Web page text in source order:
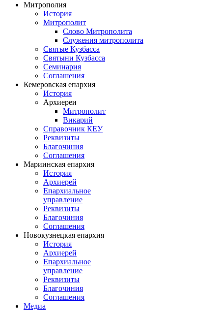
Митрополия
История
Митрополит
Слово Митрополита
Служения митрополита
Святые Кузбасса
Святыни Кузбасса
Семинария
Соглашения
Кемеровская епархия
История
Архиереи
Митрополит
Викарий
Справочник КЕУ
Реквизиты
Благочиния
Соглашения
Мариинская епархия
История
Архиерей
Епархиальное
управление
Реквизиты
Благочиния
Соглашения
Новокузнецкая епархия
История
Архиерей
Епархиальное
управление
Реквизиты
Благочиния
Соглашения
Медиа